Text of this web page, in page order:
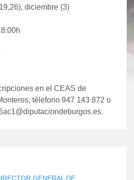
diciembre (3)
en el CEAS de
télefono 947 143 872 o
GENERAL DE